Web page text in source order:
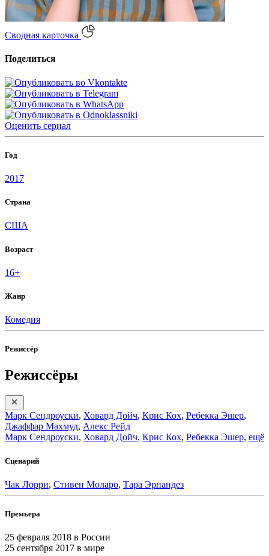
Сводная карточка
Поделиться
Оценить сериал
Год
2017
Страна
США
Возраст
16+
Жанр
Комедия
Режиссёр
Режиссёры
Марк Сендроуски, Ховард Дойч, Крис Кох, Ребекка Эшер,
Джаффар Махмуд, Алекс Рейд
Марк Сендроуски, Ховард Дойч, Крис Кох, Ребекка Эшер, ещё
Сценарий
Чак Лорри, Стивен Моларо, Тара Эрнандез
Премьера
25 февраля 2018 в России
25 сентября 2017 в мире